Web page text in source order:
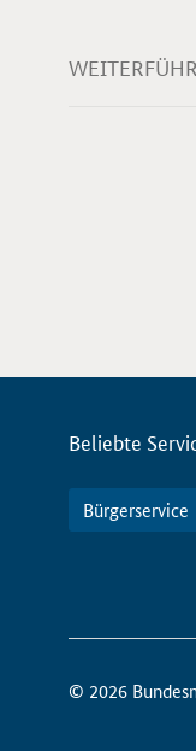
Beliebte
Bürgerservice
So
erreichen
Sie
© 2026